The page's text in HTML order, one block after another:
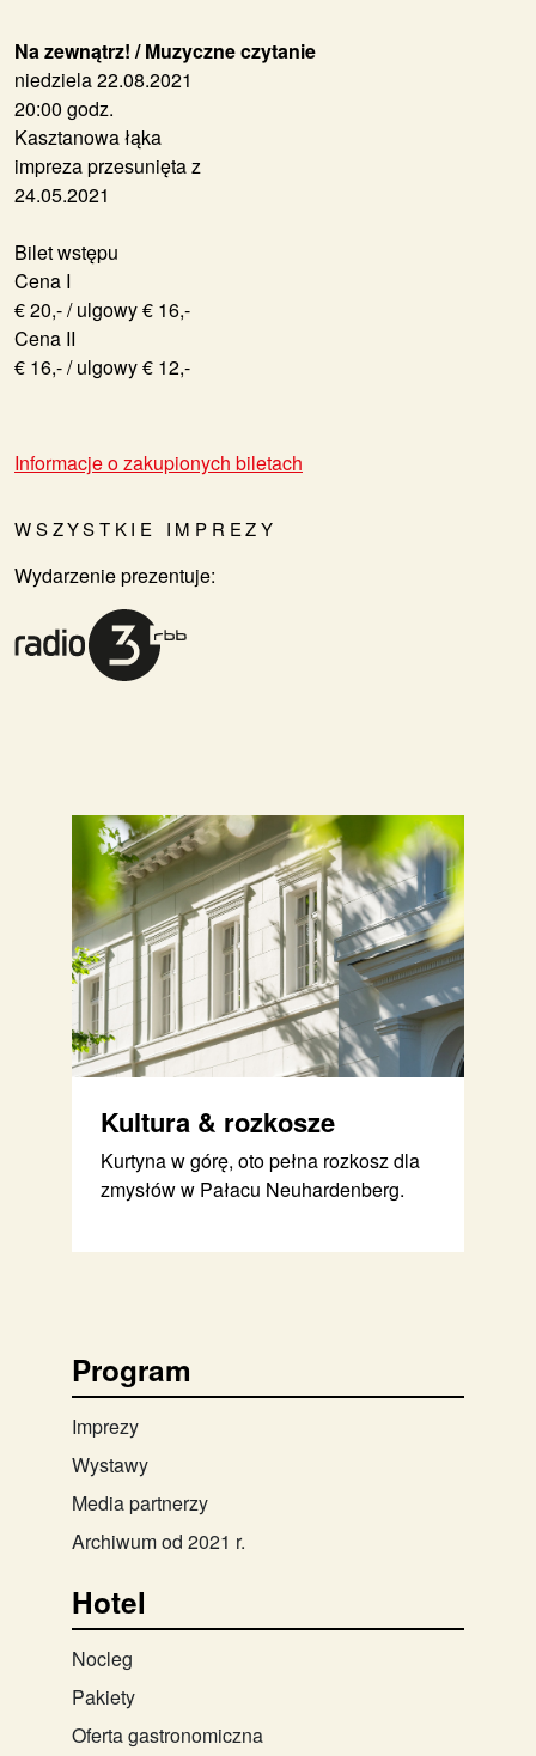
Na zewnątrz! / Muzyczne czytanie
niedziela 22.08.2021
20:00 godz.
Kasztanowa łąka
impreza przesunięta z
24.05.2021
Bilet wstępu
Cena I
€ 20,- / ulgowy € 16,-
Cena II
€ 16,- / ulgowy € 12,-
Informacje o zakupionych biletach
WSZYSTKIE IMPREZY
Wydarzenie prezentuje:
Kultura & rozkosze
Kurtyna w górę, oto pełna rozkosz dla
zmysłów w Pałacu Neuhardenberg.
Program
Imprezy
Wystawy
Media partnerzy
Archiwum od 2021 r.
Hotel
Nocleg
Pakiety
Oferta gastronomiczna